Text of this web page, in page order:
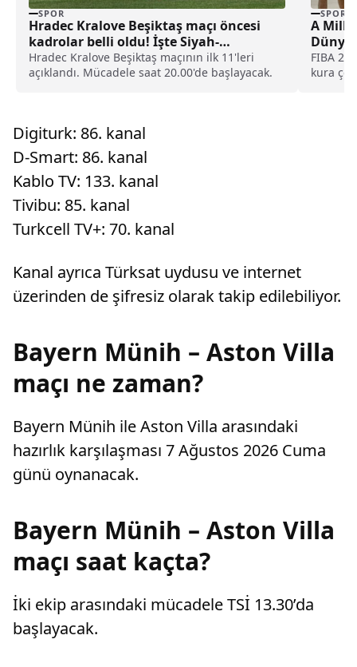
SPOR
Hradec Kralove Beşiktaş maçı öncesi
kadrolar belli oldu! İşte Siyah-
Beyazlıların 11’i
Hradec Kralove Beşiktaş maçının ilk 11'leri
açıklandı. Mücadele saat 20.00'de başlayacak.
SPOR
A Milli
Dünya
Belli
FIBA
kura
Digiturk: 86. kanal
D-Smart: 86. kanal
Kablo TV: 133. kanal
Tivibu: 85. kanal
Turkcell TV+: 70. kanal
Kanal ayrıca Türksat uydusu ve internet
üzerinden de şifresiz olarak takip edilebiliyor.
Bayern Münih – Aston Villa
maçı ne zaman?
Bayern Münih ile Aston Villa arasındaki
hazırlık karşılaşması 7 Ağustos 2026 Cuma
günü oynanacak.
Bayern Münih – Aston Villa
maçı saat kaçta?
İki ekip arasındaki mücadele TSİ 13.30’da
başlayacak.